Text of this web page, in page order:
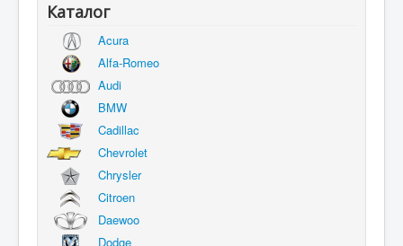
Каталог
Acura
Alfa-Romeo
Audi
BMW
Cadillac
Chevrolet
Chrysler
Citroen
Daewoo
Dodge